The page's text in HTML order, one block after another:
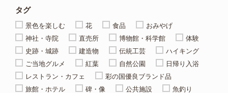
タグ
景色を楽しむ 花 食品
おみやげ
神社・寺院
直売所 博物館・科学館
体験
史跡・城跡
建造物 伝統工芸
ハイキング
ご当地グルメ
紅葉 自然公園
日帰り入浴
レストラン・カフェ
彩の国優良ブランド品
旅館・ホテル
碑・像 公共施設
魚釣り